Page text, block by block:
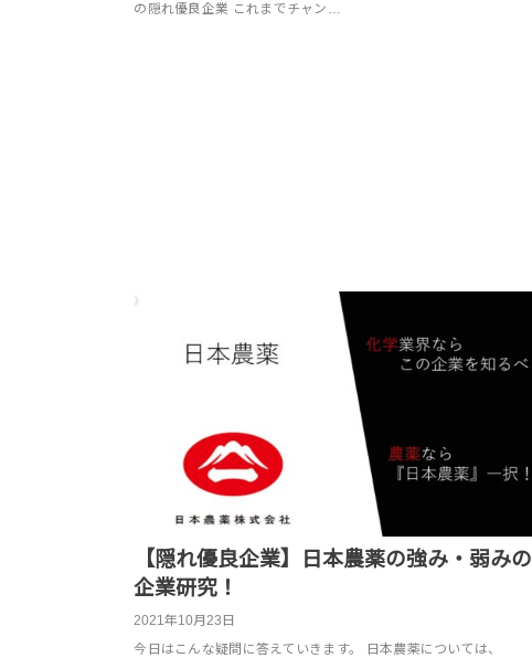
の隠れ優良企業 これまでチャン…
【隠れ優良企業】日本農薬の強み・弱みの
企業研究！
2021年10月23日
今日はこんな疑問に答えていきます。 日本農薬については、